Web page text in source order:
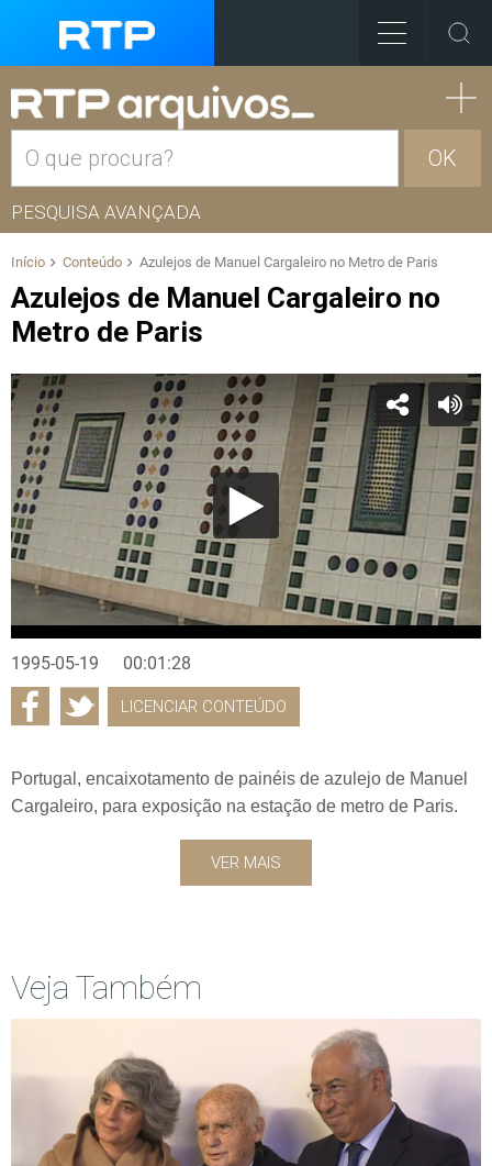
OK
PESQUISA AVANÇADA
Início Conteúdo Azulejos de Manuel Cargaleiro no Metro de Paris
Azulejos de Manuel Cargaleiro no
Metro de Paris
1995-05-19 00:01:28
LICENCIAR CONTEÚDO
Portugal, encaixotamento de painéis de azulejo de Manuel
Cargaleiro, para exposição na estação de metro de Paris.
VER MAIS
Veja Também